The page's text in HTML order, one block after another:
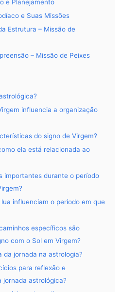
e Planejamento
e Suas Missões
Estrutura – Missão de
– Missão de Peixes
influencia a organização
do signo de Virgem?
ela está relacionada ao
importantes durante o período
influenciam o período em que
específicos são
com o Sol em Virgem?
da jornada na astrologia?
para reflexão e
jornada astrológica?